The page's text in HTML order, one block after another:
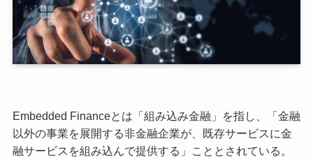
Embedded Financeとは「組み込み金融」を指し、「金融
以外の事業を展開する非金融企業が、既存サービスに金
融サービスを組み込んで提供する」こととされている。